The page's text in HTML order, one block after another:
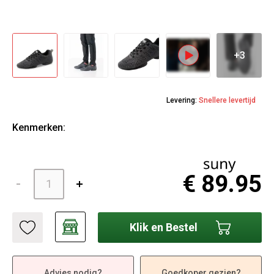
+3
Levering: Snellere levertijd
Kenmerken:
€ 89.95
Klik en Bestel